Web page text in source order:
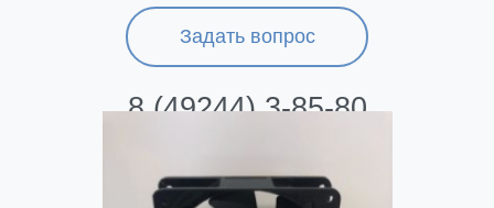
Задать вопрос
8 (49244) 3-85-80